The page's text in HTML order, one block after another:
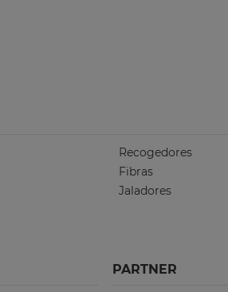
Recogedores
Fibras
Jaladores
PARTNER